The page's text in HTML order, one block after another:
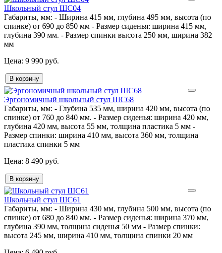
Школьный стул ШС04
Габариты, мм: - Ширина 415 мм, глубина 495 мм, высота (по
спинке) от 690 до 850 мм - Размер сиденья: ширина 415 мм,
глубина 390 мм. - Размер спинки высота 250 мм, ширина 382
мм
9 990 руб.
В корзину
Эргономичный школьный стул ШС68
Габариты, мм: - Глубина 535 мм, ширина 420 мм, высота (по
спинке) от 760 до 840 мм. - Размер сиденья: ширина 420 мм,
глубина 420 мм, высота 55 мм, толщина пластика 5 мм -
Размер спинки: ширина 410 мм, высота 360 мм, толщина
пластика спинки 5 мм
8 490 руб.
В корзину
Школьный стул ШС61
Габариты, мм: - Ширина 430 мм, глубина 500 мм, высота (по
спинке) от 680 до 840 мм. - Размер сиденья: ширина 370 мм,
глубина 390 мм, толщина сиденья 50 мм - Размер спинки:
высота 245 мм, ширина 410 мм, толщина спинки 20 мм